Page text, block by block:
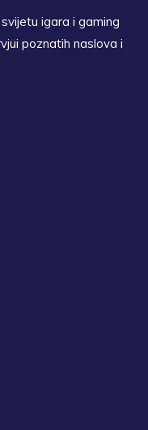
igara i gaming
poznatih naslova i